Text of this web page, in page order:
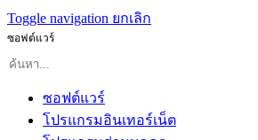
Toggle navigation ยกเลิก
ซอฟต์แวร์
ซอฟต์แวร์
โปรแกรมอินเทอร์เน็ต